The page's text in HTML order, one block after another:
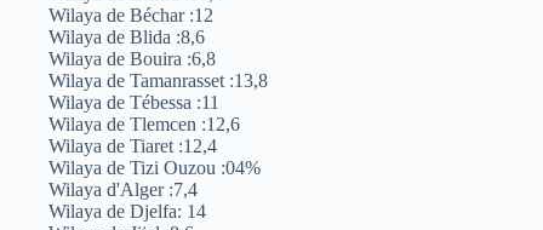
Wilaya de Béchar :12
Wilaya de Blida :8,6
Wilaya de Bouira :6,8
Wilaya de Tamanrasset :13,8
Wilaya de Tébessa :11
Wilaya de Tlemcen :12,6
Wilaya de Tiaret :12,4
Wilaya de Tizi Ouzou :04%
Wilaya d'Alger :7,4
Wilaya de Djelfa: 14